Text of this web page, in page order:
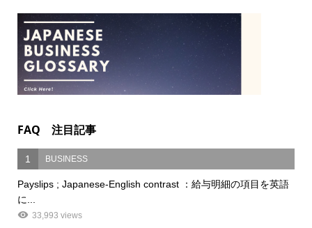
FAQ 注目記事
1 BUSINESS
Payslips ; Japanese-English contrast ：給与明細の項目を英語
に...
33,993 views